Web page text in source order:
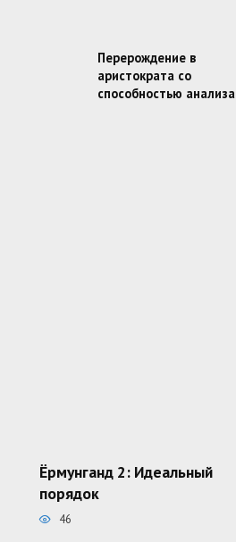
Перерождение в
аристократа со
способностью анализа
Ёрмунганд 2: Идеальный
порядок
46